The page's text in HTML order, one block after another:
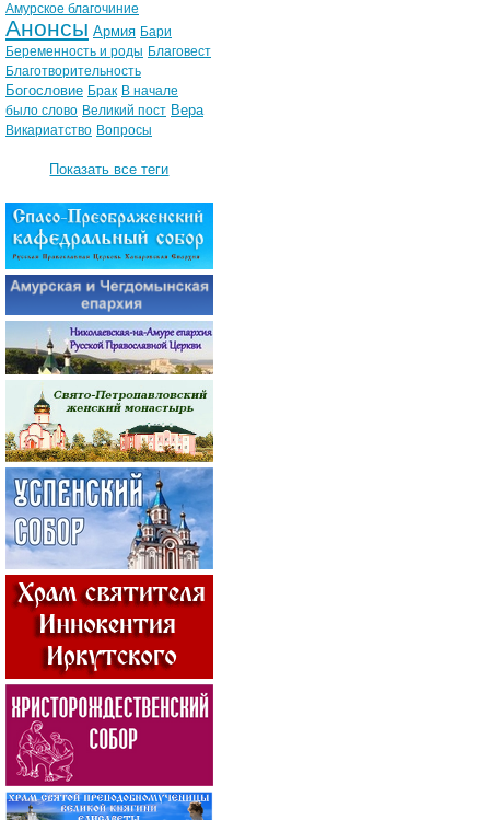
Амурское благочиние
Анонсы Армия Бари
Беременность и роды Благовест
Благотворительность
Богословие Брак В начале
было слово Великий пост Вера
Викариатство Вопросы
Показать все теги